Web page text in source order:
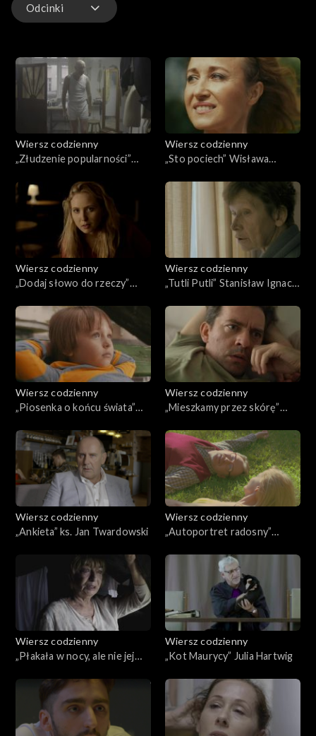
Odcinki
Wiersz codzienny
„Złudzenie popularności”
Gałczyński
Wiersz codzienny
„Sto pociech” Wisława
Wiersz codzienny
„Dodaj słowo do rzeczy”
Wiersz codzienny
„Tutli Putli” Stanisław Ignacy
Wiersz codzienny
„Piosenka o końcu świata”
Wiersz codzienny
„Mieszkamy przez skórę”
Wiersz codzienny
„Ankieta” ks. Jan Twardowski
Wiersz codzienny
„Autoportret radosny”
Wiersz codzienny
„Płakała w nocy, ale nie jej
Barańczak
Wiersz codzienny
„Kot Maurycy” Julia Hartwig